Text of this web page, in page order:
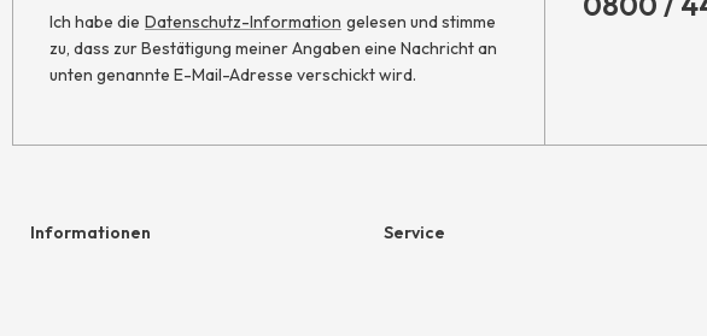
Ich habe die Datenschutz-Information gelesen und stimme
zu, dass zur Bestätigung meiner Angaben eine Nachricht an
unten genannte E-Mail-Adresse verschickt wird.
Informationen Service